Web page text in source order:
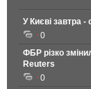
У Києві завтра -
0
ФБР різко
Reuters
0